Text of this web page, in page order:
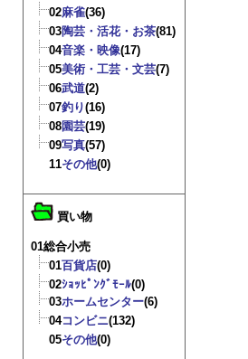
02麻雀(36)
03陶芸・活花・お茶(81)
04音楽・映像(17)
05美術・工芸・文芸(7)
06武道(2)
07釣り(16)
08園芸(19)
09写真(57)
11その他(0)
買い物
01総合小売
01百貨店(0)
02ｼｮｯﾋﾟﾝｸﾞﾓｰﾙ(0)
03ホームセンター(6)
04コンビニ(132)
05その他(0)